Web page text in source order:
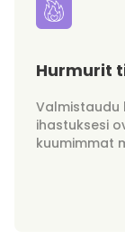
Hurmurit
Valmistaudu
ihastuksesi
kuumimmat